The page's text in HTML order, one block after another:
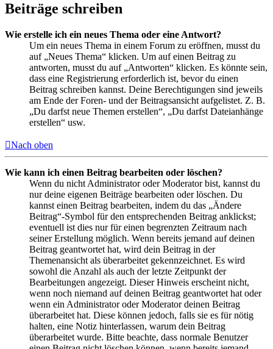
Beiträge schreiben
Wie erstelle ich ein neues Thema oder eine Antwort?
Um ein neues Thema in einem Forum zu eröffnen, musst du
auf „Neues Thema“ klicken. Um auf einen Beitrag zu
antworten, musst du auf „Antworten“ klicken. Es könnte sein,
dass eine Registrierung erforderlich ist, bevor du einen
Beitrag schreiben kannst. Deine Berechtigungen sind jeweils
am Ende der Foren- und der Beitragsansicht aufgelistet. Z. B.
„Du darfst neue Themen erstellen“, „Du darfst Dateianhänge
erstellen“ usw.
Nach oben
Wie kann ich einen Beitrag bearbeiten oder löschen?
Wenn du nicht Administrator oder Moderator bist, kannst du
nur deine eigenen Beiträge bearbeiten oder löschen. Du
kannst einen Beitrag bearbeiten, indem du das „Ändere
Beitrag“-Symbol für den entsprechenden Beitrag anklickst;
eventuell ist dies nur für einen begrenzten Zeitraum nach
seiner Erstellung möglich. Wenn bereits jemand auf deinen
Beitrag geantwortet hat, wird dein Beitrag in der
Themenansicht als überarbeitet gekennzeichnet. Es wird
sowohl die Anzahl als auch der letzte Zeitpunkt der
Bearbeitungen angezeigt. Dieser Hinweis erscheint nicht,
wenn noch niemand auf deinen Beitrag geantwortet hat oder
wenn ein Administrator oder Moderator deinen Beitrag
überarbeitet hat. Diese können jedoch, falls sie es für nötig
halten, eine Notiz hinterlassen, warum dein Beitrag
überarbeitet wurde. Bitte beachte, dass normale Benutzer